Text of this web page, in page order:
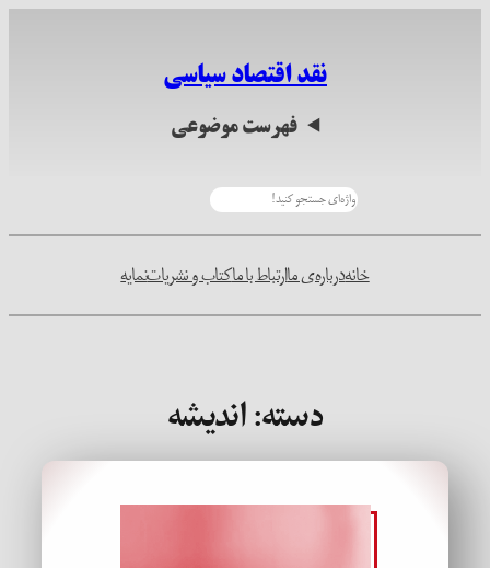
نقد اقتصاد سیاسی
فهرست موضوعی
خانهدرباره‌ی ماارتباط با ماکتاب و نشریاتنمایه
دسته:اندیشه